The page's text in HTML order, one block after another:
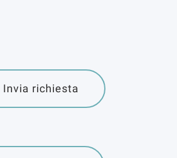
Invia richiesta